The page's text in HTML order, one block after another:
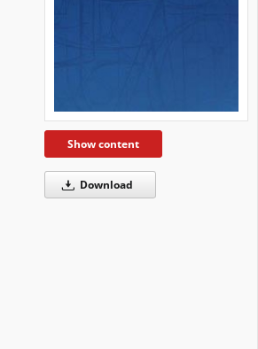
Show content
Download